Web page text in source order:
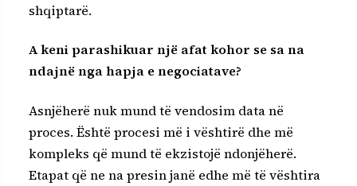
shqiptarë.
A keni parashikuar një afat kohor se sa na
ndajnë nga hapja e negociatave?
Asnjëherë nuk mund të vendosim data në
proces. Është procesi më i vështirë dhe më
kompleks që mund të ekzistojë ndonjëherë.
Etapat që ne na presin janë edhe më të vështira